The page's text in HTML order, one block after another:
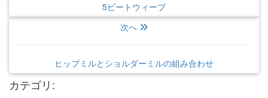
5ビートウィーブ
次へ
ヒップミルとショルダーミルの組み合わせ
カテゴリ: